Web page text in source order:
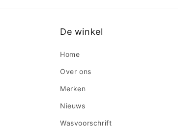
De winkel
Home
Over ons
Merken
Nieuws
Wasvoorschrift